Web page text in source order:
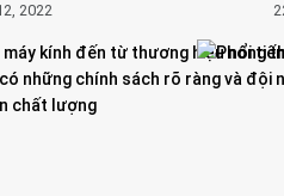
2022